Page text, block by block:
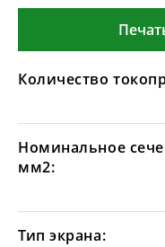
Количество
Номинальное
мм2:
Тип экрана: